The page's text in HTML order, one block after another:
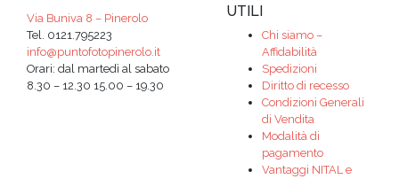
Via Buniva 8 – Pinerolo
Tel. 0121.795223
info@puntofotopinerolo.it
Orari: dal martedì al sabato
8.30 – 12.30 15.00 – 19.30
UTILI
Chi siamo –
Affidabilità
Spedizioni
Diritto di recesso
Condizioni Generali
di Vendita
Modalità di
pagamento
Vantaggi NITAL e